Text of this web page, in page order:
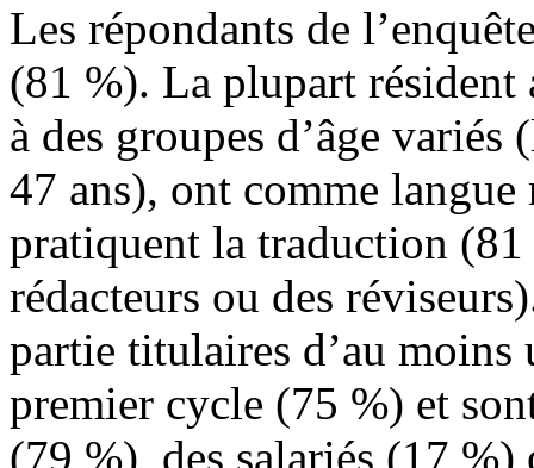
Les répondants de
(81 %). La plupart résident
à des groupes d’âge variés
47 ans), ont comme
pratiquent la traduction (81
rédacteurs ou des
partie titulaires d’au
premier cycle (75 %) et
(79 %), des salariés (17 %)